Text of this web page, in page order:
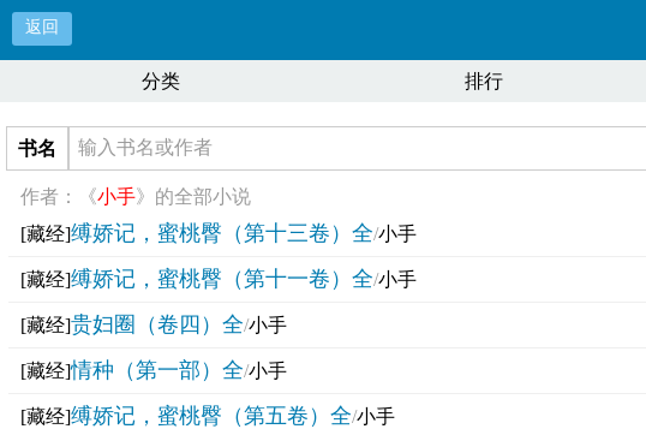
返回
分类 排行
书名
作者：《小手》的全部小说
[藏经]缚娇记，蜜桃臀（第十三卷）全/小手
[藏经]缚娇记，蜜桃臀（第十一卷）全/小手
[藏经]贵妇圈（卷四）全/小手
[藏经]情种（第一部）全/小手
[藏经]缚娇记，蜜桃臀（第五卷）全/小手